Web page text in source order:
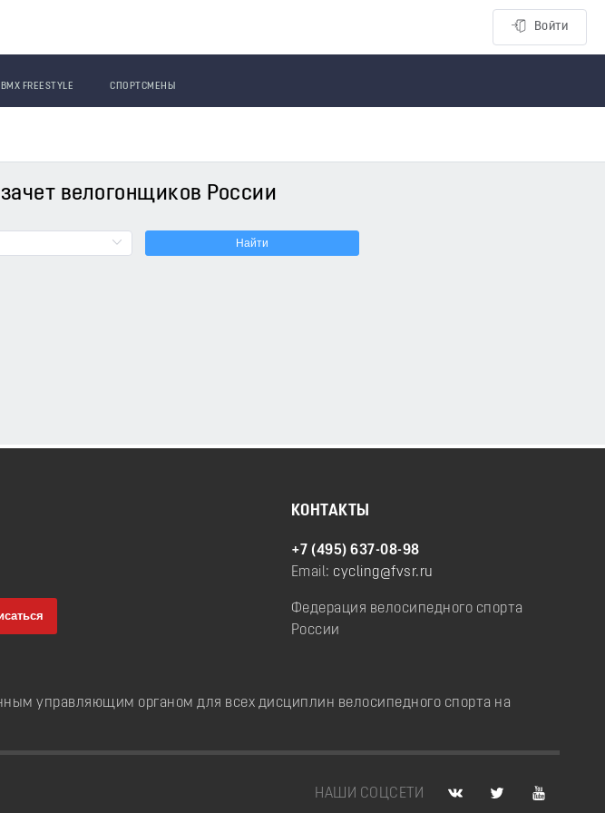
Войти
BMX FREESTYLE СПОРТСМЕНЫ
велогонщиков России
Найти
КОНТАКТЫ
+7 (495) 637-08-98
Email: cycling@fvsr.ru
Федерация велосипедного спорта
России
управляющим органом для всех дисциплин велосипедного спорта на
НАШИ СОЦСЕТИ